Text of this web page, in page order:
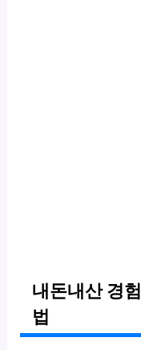
내돈내산 경
법